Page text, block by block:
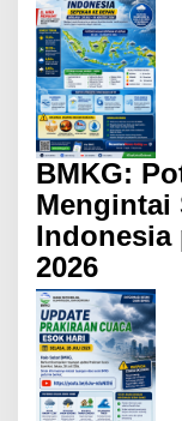
BMKG:
Mengintai
Indonesia
2026